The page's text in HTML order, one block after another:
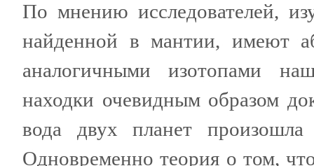
По мнению исследователей,
найденной в мантии, имеют
аналогичными изотопами
находки очевидным образом
вода двух планет произошла
Одновременно теория о том,